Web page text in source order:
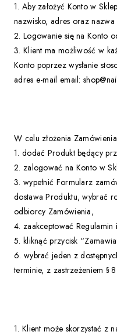
1. Aby założyć Konto w
nazwisko, adres oraz
2. Logowanie się na Konto
3. Klient ma możliwość w
Konto poprzez wysłanie
adres e-mail email:
W celu złożenia
1. dodać Produkt będący
2. zalogować na Konto w
3. wypełnić Formularz
dostawa Produktu, wybrać
odbiorcy Zamówienia,
4. zaakceptować
5. kliknąć przycisk
6. wybrać jeden z
terminie, z zastrzeżeniem §
1. Klient może skorzystać z